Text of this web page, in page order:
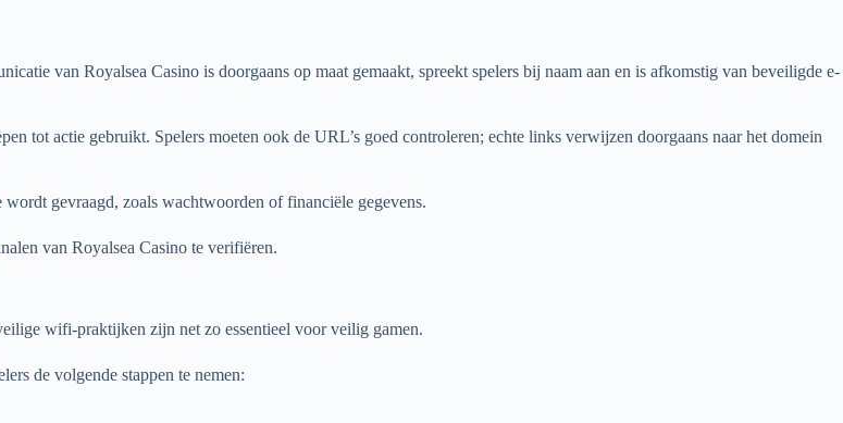
van Royalsea Casino is doorgaans op maat gemaakt, spreekt spelers bij naam aan en is afkomstig van beveiligde e-
tot actie gebruikt. Spelers moeten ook de URL’s goed controleren; echte links verwijzen doorgaans naar het domein
gevraagd, zoals wachtwoorden of financiële gegevens.
van Royalsea Casino te verifiëren.
wifi-praktijken zijn net zo essentieel voor veilig gamen.
de volgende stappen te nemen: